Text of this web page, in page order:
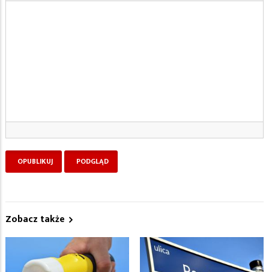
Zobacz także